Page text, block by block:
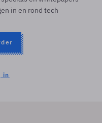
in en rond tech
in